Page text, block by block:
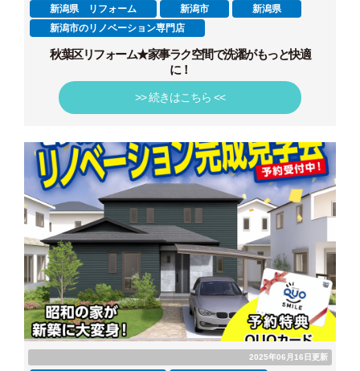
新潟県 リフォーム
新潟市
新潟県
新潟市のリノベーション専門店
秋葉区リフォーム★家事ラク空間で洗濯がもっと快適
に！
>> 続きはこちら <<
2025年06月16日更新